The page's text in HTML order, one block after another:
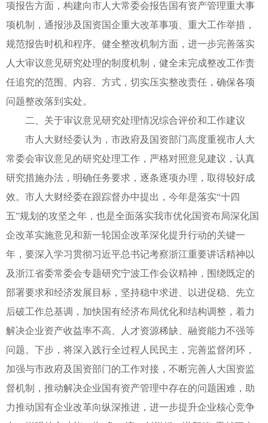
项报告方面，构建向市人大常委会报告国有资产管理重大事
项机制，通报涉及国资国企重大改革事项、重大工作举措，
规范报告时机和程序。健全整改机制方面，进一步完善落实
人大审议意见研究处理的制度机制，健全未完成整改工作责
任追究的范围、内容、方式，切实压实整改责任，确保各项
问题整改落到实处。
二、关于审议意见研究处理情况综合评价和工作建议
市人大财经委认为，市政府及国资部门高度重视市人大
常委会审议意见的研究处理工作，严格对照意见建议，认真
研究措施办法，明确任务要求，逐条逐项办理，取得较好成
效。市人大财经委在跟踪督办中提出，今年是落实“十四
五”规划的攻坚之年，也是全面落实我市优化国资布局深化国
企改革实施意见和新一轮国企改革深化提升行动的关键一
年，要深入学习贯彻习近平总书记考察浙江重要讲话精神以
及浙江省委常委会专题研究宁波工作会议精神，围绕既定的
部署要求和经济发展目标，坚持稳中求进、以进促稳、先立
后破工作总基调，加快国有经济布局优化和结构调整，着力
解决企业资产收益率不高、人才资源稀缺、融资能力不强等
问题。下步，将深入践行全过程人民民主，完善监督闭环，
加强与市政府及国资部门的工作对接，不断完善人大国资监
督机制，推动解决企业国有资产管理中存在的问题困难，助
力推动国有企业改革向纵深推进，进一步提升企业核心竞争